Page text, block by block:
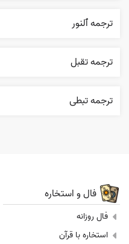
ترجمه ٱلنور
ترجمه تقبل
ترجمه تبطی
فال و استخاره
فال روزانه
استخاره با قرآن